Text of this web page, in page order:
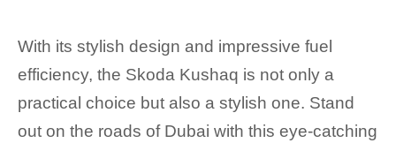
With its stylish design and impressive fuel
efficiency, the Skoda Kushaq is not only a
practical choice but also a stylish one. Stand
out on the roads of Dubai with this eye-catching